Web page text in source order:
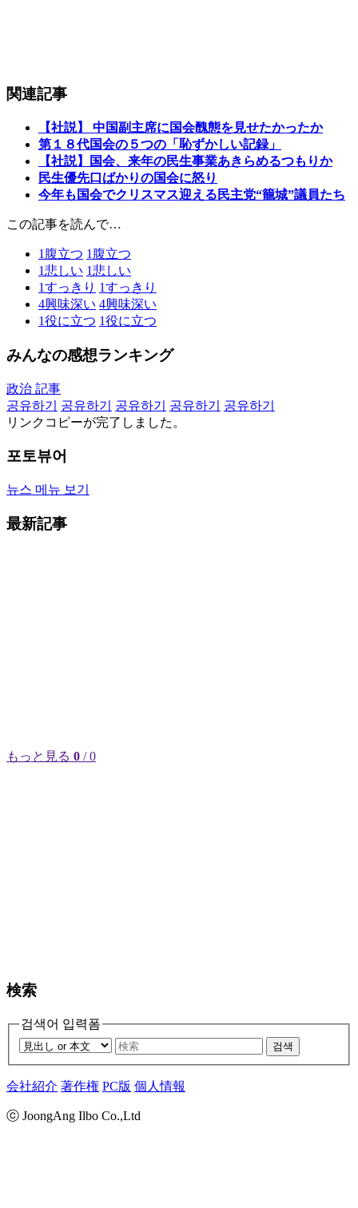
関連記事
【社説】 中国副主席に国会醜態を見せたかったか
第１８代国会の５つの「恥ずかしい記録」
【社説】国会、来年の民生事業あきらめるつもりか
民生優先口ばかりの国会に怒り
今年も国会でクリスマス迎える民主党“籠城”議員たち
この記事を読んで…
1 腹立つ 1 腹立つ
1悲しい 1悲しい
1すっきり 1すっきり
4興味深い 4興味深い
1役に立つ 1役に立つ
みんなの感想ランキング
政治 記事
공유하기
공유하기 공유하기 공유하기
공유하기
リンクコピーが完了しました。
포토뷰어
뉴스 메뉴 보기
最新記事
もっと見る 0 / 0
検索
검색어 입력폼
검색
会社紹介 著作権 PC版 個人情報
ⓒ JoongAng Ilbo Co.,Ltd